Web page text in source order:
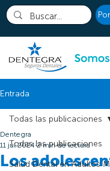
Entrada
Todas las publicaciones
Salud Dental en Adultos
Todas las publicaciones
Los
Dentegra
11 jul 2024 2 min de lectura